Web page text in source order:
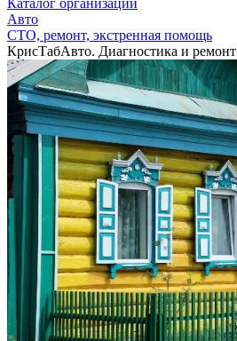
Каталог организаций
Авто
СТО, ремонт, экстренная помощь
КрисТабАвто. Диагностика и ремонт